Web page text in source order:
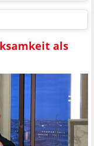
als